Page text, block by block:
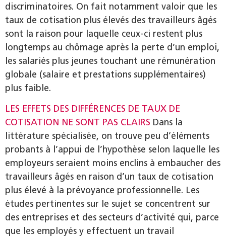
discriminatoires. On fait notamment valoir que les
taux de cotisation plus élevés des travailleurs âgés
sont la raison pour laquelle ceux-ci restent plus
longtemps au chômage après la perte d’un emploi,
les salariés plus jeunes touchant une rémunération
globale (salaire et prestations supplémentaires)
plus faible.
LES EFFETS DES DIFFÉRENCES DE TAUX DE
COTISATION NE SONT PAS CLAIRS Dans la
littérature spécialisée, on trouve peu d’éléments
probants à l’appui de l’hypothèse selon laquelle les
employeurs seraient moins enclins à embaucher des
travailleurs âgés en raison d’un taux de cotisation
plus élevé à la prévoyance professionnelle. Les
études pertinentes sur le sujet se concentrent sur
des entreprises et des secteurs d’activité qui, parce
que les employés y effectuent un travail